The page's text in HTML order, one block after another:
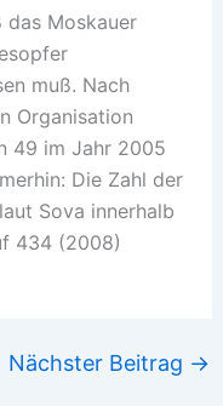
Moskauer
muß. Nach
Organisation
49 im Jahr 2005
Die Zahl der
Sova innerhalb
434 (2008)
Nächster Beitrag →